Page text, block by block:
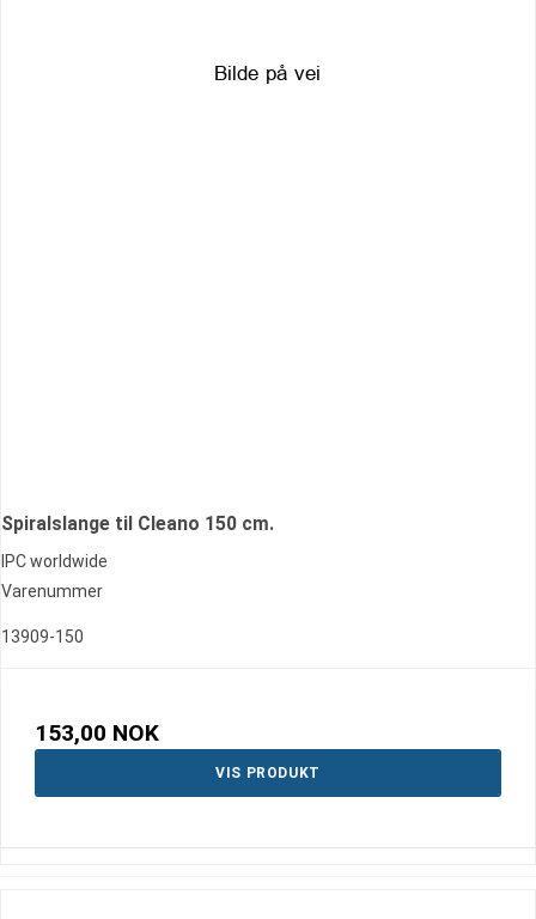
Spiralslange til Cleano 150 cm.
IPC worldwide
Varenummer
13909-150
153,00 NOK
VIS PRODUKT